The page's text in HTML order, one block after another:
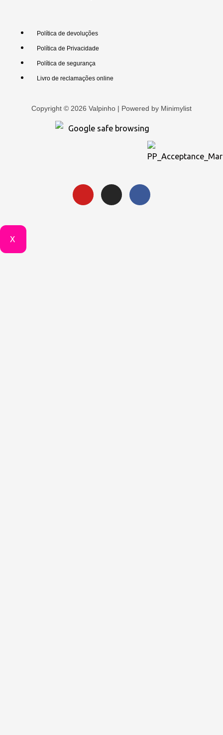
Política de devoluções
Política de Privacidade
Política de segurança
Livro de reclamações online
Copyright © 2026 Valpinho | Powered by Minimylist
X